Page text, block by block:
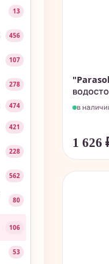
13
456
107
278
474
421
228
562
80
106
53
в
1 626